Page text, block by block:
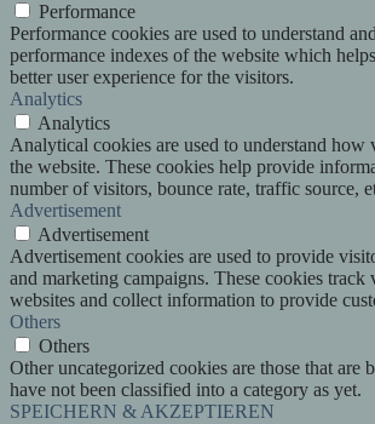
Performance
Performance cookies are used to understand
performance indexes of the website which
better user experience for the visitors.
Analytics
Analytics
Analytical cookies are used to understand how
the website. These cookies help provide
number of visitors, bounce rate, traffic source,
Advertisement
Advertisement
Advertisement cookies are used to provide
and marketing campaigns. These cookies track
websites and collect information to provide
Others
Others
Other uncategorized cookies are those that are
have not been classified into a category as yet.
SPEICHERN & AKZEPTIEREN